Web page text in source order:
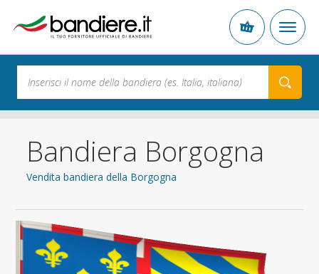
Bandiera Borgogna
Vendita bandiera della Borgogna